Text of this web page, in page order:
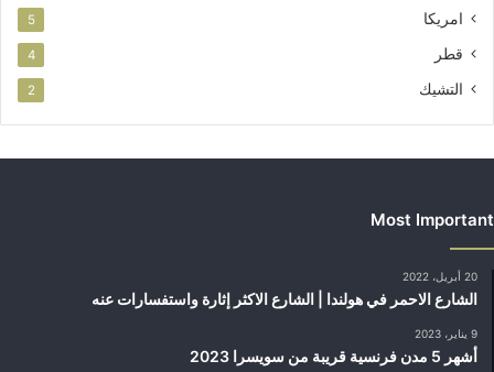
امريكا 5
قطر 4
التشيك 2
Most Important
20 أبريل، 2022
الشارع الاحمر في هولندا | الشارع الاكثر إثارة واستفسارات عنه
9 يناير، 2023
أشهر 5 مدن فرنسية قريبة من سويسرا 2023